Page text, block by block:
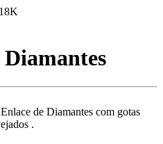
de Diamantes com gotas
.